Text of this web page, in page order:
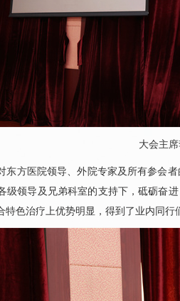
大会主席
东方医院领导、外院专家及所有参会
级领导及兄弟科室的支持下，砥砺奋
色治疗上优势明显，得到了业内同行